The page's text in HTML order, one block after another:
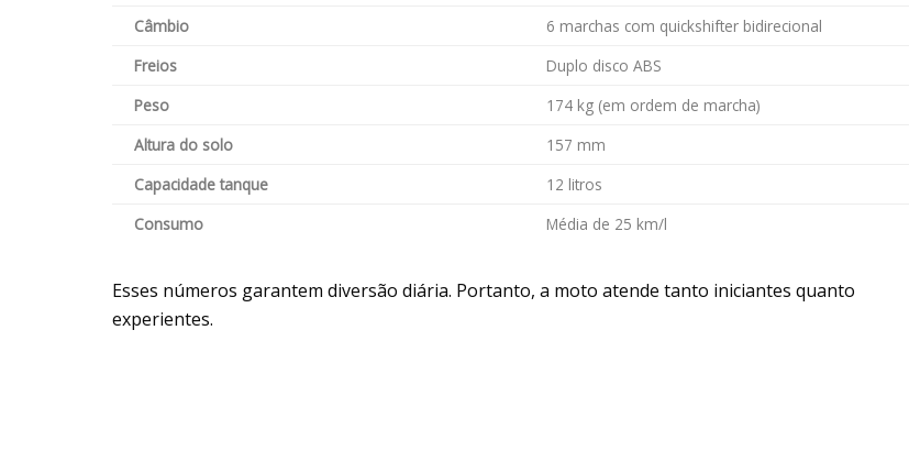
Câmbio
6 marchas com quickshifter bidirecional
Freios
Duplo disco ABS
Peso
174 kg (em ordem de marcha)
Altura do solo
157 mm
Capacidade tanque
12 litros
Consumo
Média de 25 km/l
Esses números garantem diversão diária. Portanto, a moto atende tanto iniciantes quanto
experientes.